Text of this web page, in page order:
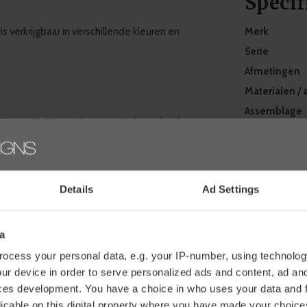
Details Ad Settings
your personal data, e.g. your IP-number, using
device in order to serve personalized ads and content, ad
development. You have a choice in who uses your data and
verkrijgbaar in verschillende kleuren en
WALTHER van de norm. Dit komt het beste
synoniem voor hoogwaardige
van hoge kwaliteit. Je ziet het, je
Merk
Serie
Afmetingen
Materialen /
Assemblage
Extra
Facebook
0 sterren op